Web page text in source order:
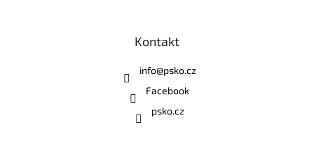
Kontakt
info@psko.cz
Facebook
psko.cz